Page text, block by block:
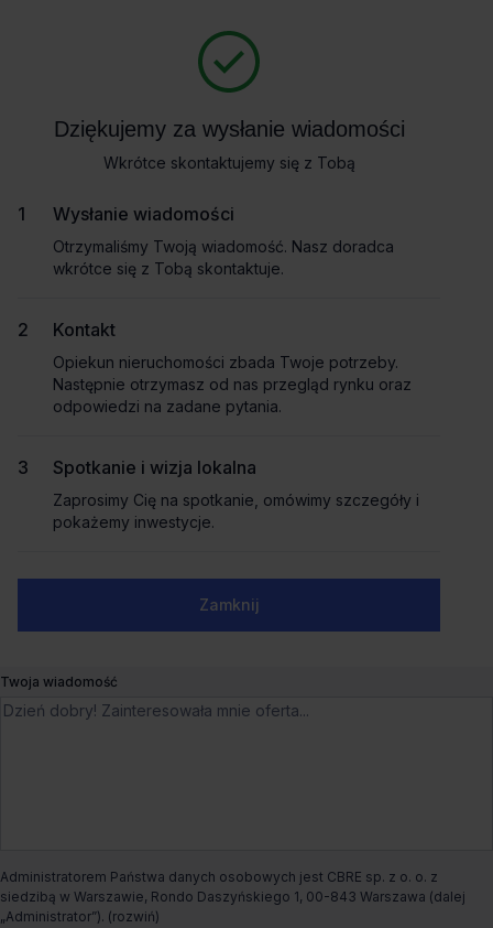
Biuro do wynajęcia Centrum
Warszawa, Śródmieście
Maksymalna liczba stanowisk
Dziękujemy za wysłanie wiadomości
Wkrótce skontaktujemy się z Tobą
Wysłanie wiadomości
Otrzymaliśmy Twoją wiadomość. Nasz doradca
wkrótce się z Tobą skontaktuje.
Kontakt
Opiekun nieruchomości zbada Twoje potrzeby.
Następnie otrzymasz od nas przegląd rynku oraz
odpowiedzi na zadane pytania.
Spotkanie i wizja lokalna
Zaprosimy Cię na spotkanie, omówimy szczegóły i
pokażemy inwestycje.
Zamknij
Masz pytania dotyczące oferty? Opowiedz nam o swoich
Twojej firmy. Napisz do nas!
Imię i nazwisko
Nazwa firmy
Email służbowy
Numer telefonu służbowy
Twoja wiadomość
Administratorem Państwa danych osobowych jest CBRE sp. z o. o. z
siedzibą w Warszawie, Rondo Daszyńskiego 1, 00-843 Warszawa (dalej
„Administrator”).
Dziękujemy za wysłanie wiadomości
Wkrótce skontaktujemy się z Tobą
Wysłanie wiadomości
Otrzymaliśmy Twoją wiadomość. Nasz doradca
wkrótce się z Tobą skontaktuje.
Kontakt
Opiekun nieruchomości zbada Twoje potrzeby.
Następnie otrzymasz od nas przegląd rynku oraz
odpowiedzi na zadane pytania.
Spotkanie i wizja lokalna
Zaprosimy Cię na spotkanie, omówimy szczegóły i
pokażemy inwestycje.
Zamknij